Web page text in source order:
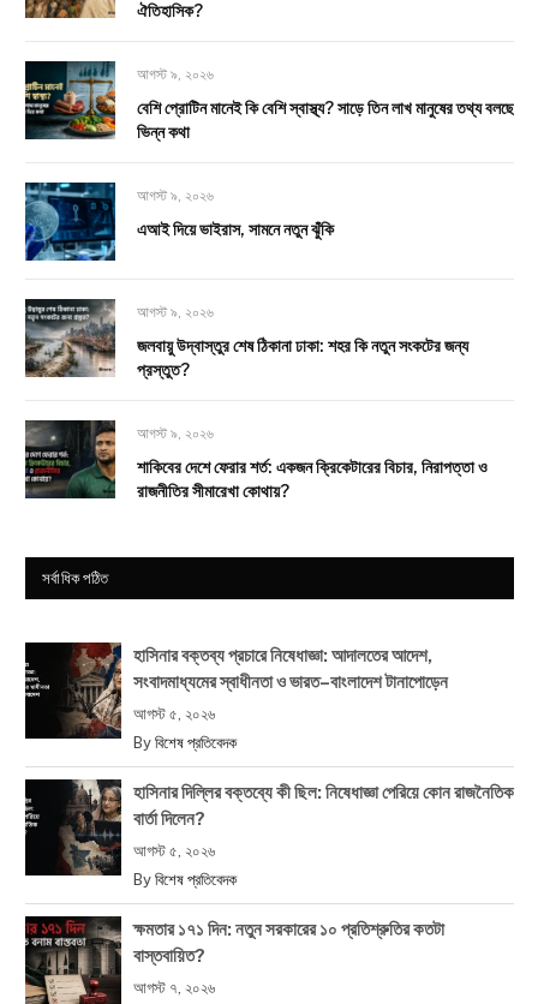
ঐতিহাসিক?
আগস্ট ৯, ২০২৬
বেশি প্রোটিন মানেই কি বেশি স্বাস্থ্য? সাড়ে তিন লাখ মানুষের তথ্য বলছে
ভিন্ন কথা
আগস্ট ৯, ২০২৬
এআই দিয়ে ভাইরাস, সামনে নতুন ঝুঁকি
আগস্ট ৯, ২০২৬
জলবায়ু উদ্বাস্তুর শেষ ঠিকানা ঢাকা: শহর কি নতুন সংকটের জন্য
প্রস্তুত?
আগস্ট ৯, ২০২৬
শাকিবের দেশে ফেরার শর্ত: একজন ক্রিকেটারের বিচার, নিরাপত্তা ও
রাজনীতির সীমারেখা কোথায়?
সর্বাধিক পঠিত
হাসিনার বক্তব্য প্রচারে নিষেধাজ্ঞা: আদালতের আদেশ,
সংবাদমাধ্যমের স্বাধীনতা ও ভারত–বাংলাদেশ টানাপোড়েন
আগস্ট ৫, ২০২৬
By বিশেষ প্রতিবেদক
হাসিনার দিল্লির বক্তব্যে কী ছিল: নিষেধাজ্ঞা পেরিয়ে কোন রাজনৈতিক
বার্তা দিলেন?
আগস্ট ৫, ২০২৬
By বিশেষ প্রতিবেদক
ক্ষমতার ১৭১ দিন: নতুন সরকারের ১০ প্রতিশ্রুতির কতটা
বাস্তবায়িত?
আগস্ট ৭, ২০২৬